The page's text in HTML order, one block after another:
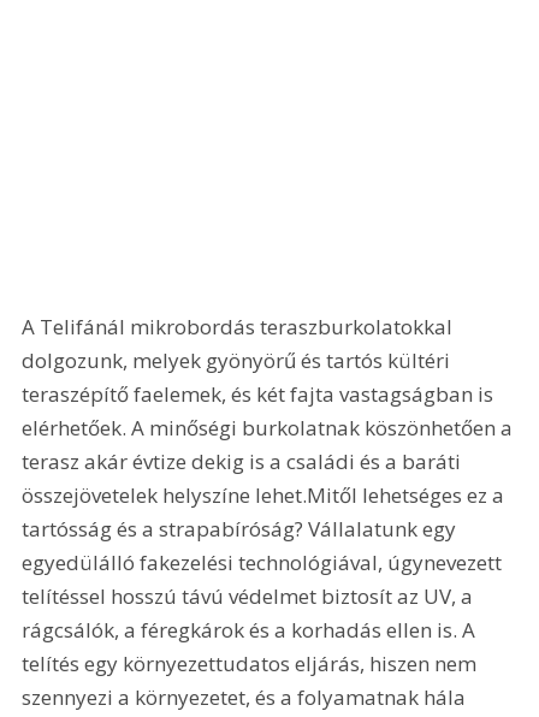
A Telifánál mikrobordás teraszburkolatokkal
dolgozunk, melyek gyönyörű és tartós kültéri
teraszépítő faelemek, és két fajta vastagságban is
elérhetőek. A minőségi burkolatnak köszönhetően a
terasz akár évtize dekig is a családi és a baráti
összejövetelek helyszíne lehet.Mitől lehetséges ez a
tartósság és a strapabíróság? Vállalatunk egy
egyedülálló fakezelési technológiával, úgynevezett
telítéssel hosszú távú védelmet biztosít az UV, a
rágcsálók, a féregkárok és a korhadás ellen is. A
telítés egy környezettudatos eljárás, hiszen nem
szennyezi a környezetet, és a folyamatnak hála